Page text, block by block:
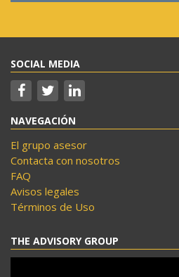
SOCIAL MEDIA
NAVEGACIÓN
El grupo asesor
Contacta con nosotros
FAQ
Avisos legales
Términos de Uso
THE ADVISORY GROUP